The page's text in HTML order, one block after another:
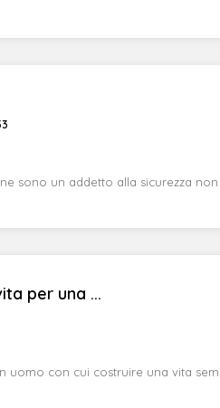
sono un addetto alla sicurezza
per una ...
uomo con cui costruire una vita